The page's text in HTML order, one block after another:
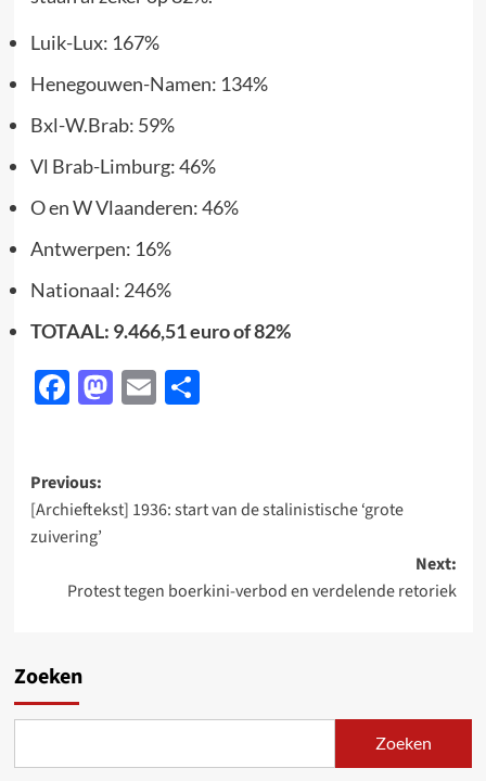
Luik-Lux: 167%
Henegouwen-Namen: 134%
Bxl-W.Brab: 59%
Vl Brab-Limburg: 46%
O en W Vlaanderen: 46%
Antwerpen: 16%
Nationaal: 246%
TOTAAL: 9.466,51 euro of 82%
Facebook
Mastodon
EmailDelen
Post
navigation
Previous:
[Archieftekst] 1936: start van de stalinistische ‘grote
zuivering’
Next:
Protest tegen boerkini-verbod en verdelende retoriek
Zoeken
Zoeken